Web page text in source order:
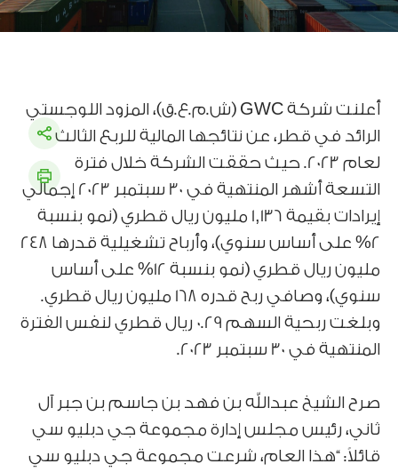
أعلنت شركة GWC (ش.م.ع.ق)، المزود اللوجستي
الرائد في قطر، عن نتائجها المالية للربع الثالث
لعام 2023. حيث حققت الشركة خلال فترة
التسعة أشهر المنتهية في 30 سبتمبر 2023 إجمالي
إيرادات بقيمة 1,136 مليون ريال قطري (نمو بنسبة
2% على أساس سنوي)، وأرباح تشغيلية قدرها 248
مليون ريال قطري (نمو بنسبة 12% على أساس
سنوي)، وصافي ربح قدره 168 مليون ريال قطري.
وبلغت ربحية السهم 0.29 ريال قطري لنفس الفترة
المنتهية في 30 سبتمبر 2023.
صرح الشيخ عبدالله بن فهد بن جاسم بن جبر آل
ثاني، رئيس مجلس إدارة مجموعة جي دبليو سي
قائلاً: “هذا العام، شرعت مجموعة جي دبليو سي